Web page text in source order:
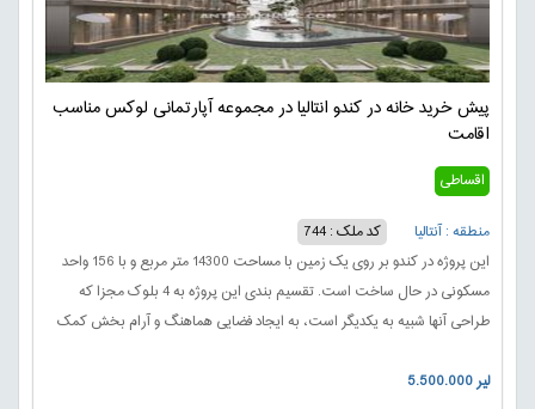
پیش خرید خانه در کندو انتالیا در مجموعه آپارتمانی لوکس مناسب
اقامت
اقساطی
منطقه : آنتالیا
کد ملک : 744
این پروژه در کندو بر روی یک زمین با مساحت 14300 متر مربع و با 156 واحد
مسکونی در حال ساخت است. تقسیم بندی این پروژه به 4 بلوک مجزا که
طراحی آنها شبیه به یکدیگر است، به ایجاد فضایی هماهنگ و آرام بخش کمک
5.500.000 لیر